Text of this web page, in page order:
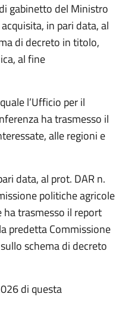
gabinetto del Ministro
in pari data, al
di decreto in titolo,
al fine
l’Ufficio per il
ha trasmesso il
alle regioni e
data, al prot. DAR n.
politiche agricole
ha trasmesso il report
predetta Commissione
schema di decreto
di questa